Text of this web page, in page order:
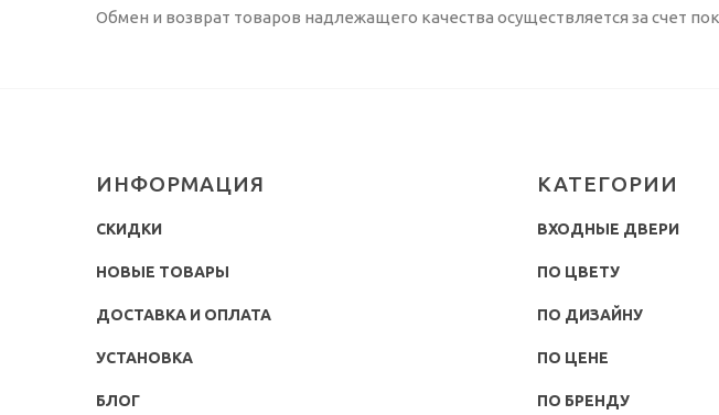
Обмен и возврат товаров надлежащего качества осуществляется за счет
ИНФОРМАЦИЯ
СКИДКИ
НОВЫЕ ТОВАРЫ
ДОСТАВКА И ОПЛАТА
УСТАНОВКА
БЛОГ
КАТЕГОРИИ
ВХОДНЫЕ ДВЕРИ
ПО ЦВЕТУ
ПО ДИЗАЙНУ
ПО ЦЕНЕ
ПО БРЕНДУ